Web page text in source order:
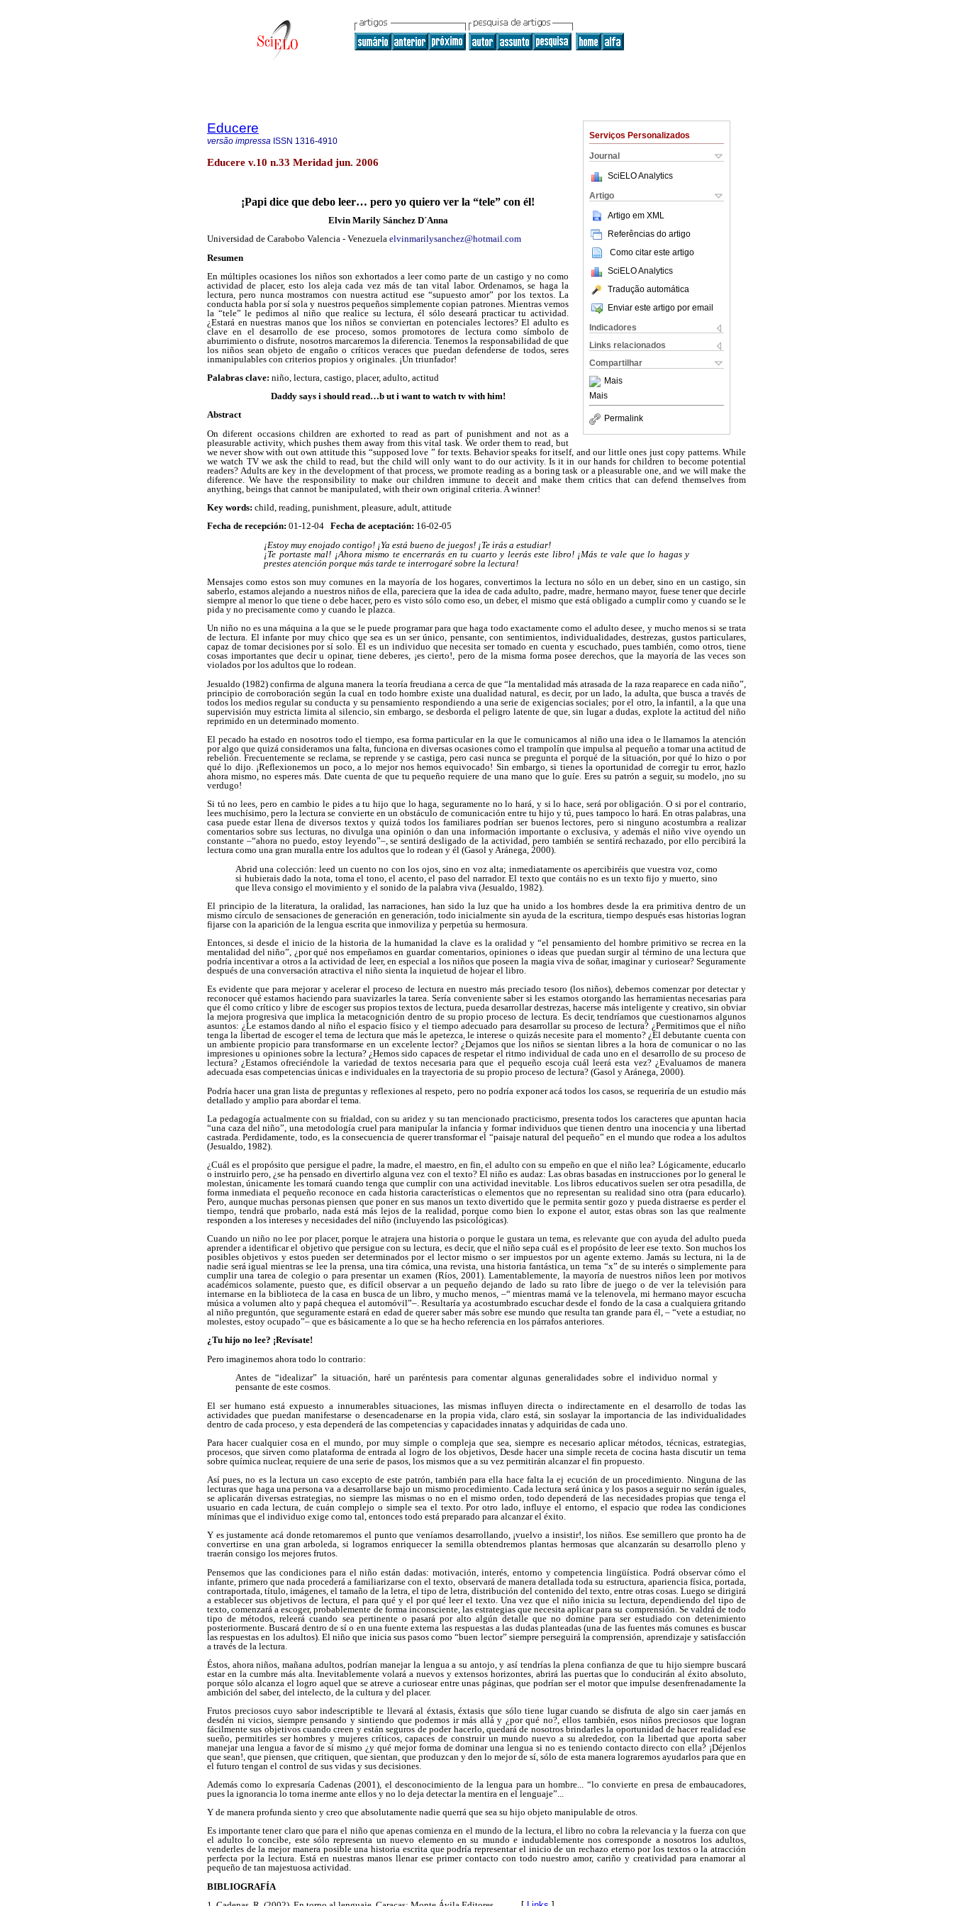
Serviços Personalizados
Journal
SciELO Analytics
Artigo
Artigo em XML
Referências do artigo
Como citar este artigo
SciELO Analytics
Tradução automática
Enviar este artigo por email
Indicadores
Links relacionados
Compartilhar
Mais
Mais
Permalink
Educere
versão impressa ISSN 1316-4910
Educere v.10 n.33 Meridad jun. 2006
¡Papi dice que debo leer… pero yo quiero ver la “tele” con él!
Elvin Marily Sánchez D´Anna
Universidad de Carabobo Valencia - Venezuela elvinmarilysanchez@hotmail.com
Resumen
En múltiples ocasiones los niños son exhortados a leer como parte de un castigo y no como
actividad de placer, esto los aleja cada vez más de tan vital labor. Ordenamos, se haga la
lectura, pero nunca mostramos con nuestra actitud ese “supuesto amor” por los textos. La
conducta habla por sí sola y nuestros pequeños simplemente copian patrones. Mientras vemos
la “tele” le pedimos al niño que realice su lectura, él sólo deseará practicar tu actividad.
¿Estará en nuestras manos que los niños se conviertan en potenciales lectores? El adulto es
clave en el desarrollo de ese proceso, somos promotores de lectura como símbolo de
aburrimiento o disfrute, nosotros marcaremos la diferencia. Tenemos la responsabilidad de que
los niños sean objeto de engaño o críticos veraces que puedan defenderse de todos, seres
inmanipulables con criterios propios y originales. ¡Un triunfador!
Palabras clave: niño, lectura, castigo, placer, adulto, actitud
Daddy says i should read…b ut i want to watch tv with him!
Abstract
On diferent occasions children are exhorted to read as part of punishment and not as a
pleasurable activity, which pushes them away from this vital task. We order them to read, but
we never show with out own attitude this “supposed love ” for texts. Behavior speaks for itself, and our little ones just copy patterns. While
we watch TV we ask the child to read, but the child will only want to do our activity. Is it in our hands for children to become potential
readers? Adults are key in the development of that process, we promote reading as a boring task or a pleasurable one, and we will make the
diference. We have the responsibility to make our children immune to deceit and make them critics that can defend themselves from
anything, beings that cannot be manipulated, with their own original criteria. A winner!
Key words: child, reading, punishment, pleasure, adult, attitude
Fecha de recepción: 01-12-04 Fecha de aceptación: 16-02-05
¡Estoy muy enojado contigo! ¡Ya está bueno de juegos! ¡Te irás a estudiar!
¡Te portaste mal! ¡Ahora mismo te encerrarás en tu cuarto y leerás este libro! ¡Más te vale que lo hagas y
prestes atención porque más tarde te interrogaré sobre la lectura!
Mensajes como estos son muy comunes en la mayoría de los hogares, convertimos la lectura no sólo en un deber, sino en un castigo, sin
saberlo, estamos alejando a nuestros niños de ella, pareciera que la idea de cada adulto, padre, madre, hermano mayor, fuese tener que decirle
siempre al menor lo que tiene o debe hacer, pero es visto sólo como eso, un deber, el mismo que está obligado a cumplir como y cuando se le
pida y no precisamente como y cuando le plazca.
Un niño no es una máquina a la que se le puede programar para que haga todo exactamente como el adulto desee, y mucho menos si se trata
de lectura. El infante por muy chico que sea es un ser único, pensante, con sentimientos, individualidades, destrezas, gustos particulares,
capaz de tomar decisiones por sí solo. Él es un individuo que necesita ser tomado en cuenta y escuchado, pues también, como otros, tiene
cosas importantes que decir u opinar, tiene deberes, ¡es cierto!, pero de la misma forma posee derechos, que la mayoría de las veces son
violados por los adultos que lo rodean.
Jesualdo (1982) confirma de alguna manera la teoría freudiana a cerca de que “la mentalidad más atrasada de la raza reaparece en cada niño”,
principio de corroboración según la cual en todo hombre existe una dualidad natural, es decir, por un lado, la adulta, que busca a través de
todos los medios regular su conducta y su pensamiento respondiendo a una serie de exigencias sociales; por el otro, la infantil, a la que una
supervisión muy estricta limita al silencio, sin embargo, se desborda el peligro latente de que, sin lugar a dudas, explote la actitud del niño
reprimido en un determinado momento.
El pecado ha estado en nosotros todo el tiempo, esa forma particular en la que le comunicamos al niño una idea o le llamamos la atención
por algo que quizá consideramos una falta, funciona en diversas ocasiones como el trampolín que impulsa al pequeño a tomar una actitud de
rebelión. Frecuentemente se reclama, se reprende y se castiga, pero casi nunca se pregunta el porqué de la situación, por qué lo hizo o por
qué lo dijo. ¡Reflexionemos un poco, a lo mejor nos hemos equivocado! Sin embargo, si tienes la oportunidad de corregir tu error, hazlo
ahora mismo, no esperes más. Date cuenta de que tu pequeño requiere de una mano que lo guíe. Eres su patrón a seguir, su modelo, ¡no su
verdugo!
Si tú no lees, pero en cambio le pides a tu hijo que lo haga, seguramente no lo hará, y si lo hace, será por obligación. O si por el contrario,
lees muchísimo, pero la lectura se convierte en un obstáculo de comunicación entre tu hijo y tú, pues tampoco lo hará. En otras palabras, una
casa puede estar llena de diversos textos y quizá todos los familiares podrían ser buenos lectores, pero si ninguno acostumbra a realizar
comentarios sobre sus lecturas, no divulga una opinión o dan una información importante o exclusiva, y además el niño vive oyendo un
constante –“ahora no puedo, estoy leyendo”–, se sentirá desligado de la actividad, pero también se sentirá rechazado, por ello percibirá la
lectura como una gran muralla entre los adultos que lo rodean y él (Gasol y Aránega, 2000).
Abrid una colección: leed un cuento no con los ojos, sino en voz alta; inmediatamente os apercibiréis que vuestra voz, como
si hubierais dado la nota, toma el tono, el acento, el paso del narrador. El texto que contáis no es un texto fijo y muerto, sino
que lleva consigo el movimiento y el sonido de la palabra viva (Jesualdo, 1982).
El principio de la literatura, la oralidad, las narraciones, han sido la luz que ha unido a los hombres desde la era primitiva dentro de un
mismo círculo de sensaciones de generación en generación, todo inicialmente sin ayuda de la escritura, tiempo después esas historias logran
fijarse con la aparición de la lengua escrita que inmoviliza y perpetúa su hermosura.
Entonces, si desde el inicio de la historia de la humanidad la clave es la oralidad y “el pensamiento del hombre primitivo se recrea en la
mentalidad del niño”, ¿por qué nos empeñamos en guardar comentarios, opiniones o ideas que puedan surgir al término de una lectura que
podría incentivar a otros a la actividad de leer, en especial a los niños que poseen la magia viva de soñar, imaginar y curiosear? Seguramente
después de una conversación atractiva el niño sienta la inquietud de hojear el libro.
Es evidente que para mejorar y acelerar el proceso de lectura en nuestro más preciado tesoro (los niños), debemos comenzar por detectar y
reconocer qué estamos haciendo para suavizarles la tarea. Sería conveniente saber si les estamos otorgando las herramientas necesarias para
que él como crítico y libre de escoger sus propios textos de lectura, pueda desarrollar destrezas, hacerse más inteligente y creativo, sin obviar
la mejora progresiva que implica la metacognición dentro de su propio proceso de lectura. Es decir, tendríamos que cuestionarnos algunos
asuntos: ¿Le estamos dando al niño el espacio físico y el tiempo adecuado para desarrollar su proceso de lectura? ¿Permitimos que el niño
tenga la libertad de escoger el tema de lectura que más le apetezca, le interese o quizás necesite para el momento? ¿El debutante cuenta con
un ambiente propicio para transformarse en un excelente lector? ¿Dejamos que los niños se sientan libres a la hora de comunicar o no las
impresiones u opiniones sobre la lectura? ¿Hemos sido capaces de respetar el ritmo individual de cada uno en el desarrollo de su proceso de
lectura? ¿Estamos ofreciéndole la variedad de textos necesaria para que el pequeño escoja cuál leerá esta vez? ¿Evaluamos de manera
adecuada esas competencias únicas e individuales en la trayectoria de su propio proceso de lectura? (Gasol y Aránega, 2000).
Podría hacer una gran lista de preguntas y reflexiones al respeto, pero no podría exponer acá todos los casos, se requeriría de un estudio más
detallado y amplio para abordar el tema.
La pedagogía actualmente con su frialdad, con su aridez y su tan mencionado practicismo, presenta todos los caracteres que apuntan hacia
“una caza del niño”, una metodología cruel para manipular la infancia y formar individuos que tienen dentro una inocencia y una libertad
castrada. Perdidamente, todo, es la consecuencia de querer transformar el “paisaje natural del pequeño” en el mundo que rodea a los adultos
(Jesualdo, 1982).
¿Cuál es el propósito que persigue el padre, la madre, el maestro, en fin, el adulto con su empeño en que el niño lea? Lógicamente, educarlo
o instruirlo pero, ¿se ha pensado en divertirlo alguna vez con el texto? El niño es audaz: Las obras basadas en instrucciones por lo general le
molestan, únicamente les tomará cuando tenga que cumplir con una actividad inevitable. Los libros educativos suelen ser otra pesadilla, de
forma inmediata el pequeño reconoce en cada historia características o elementos que no representan su realidad sino otra (para educarlo).
Pero, aunque muchas personas piensen que poner en sus manos un texto divertido que le permita sentir gozo y pueda distraerse es perder el
tiempo, tendrá que probarlo, nada está más lejos de la realidad, porque como bien lo expone el autor, estas obras son las que realmente
responden a los intereses y necesidades del niño (incluyendo las psicológicas).
Cuando un niño no lee por placer, porque le atrajera una historia o porque le gustara un tema, es relevante que con ayuda del adulto pueda
aprender a identificar el objetivo que persigue con su lectura, es decir, que el niño sepa cuál es el propósito de leer ese texto. Son muchos los
posibles objetivos y estos pueden ser determinados por el lector mismo o ser impuestos por un agente externo. Jamás su lectura, ni la de
nadie será igual mientras se lee la prensa, una tira cómica, una revista, una historia fantástica, un tema “x” de su interés o simplemente para
cumplir una tarea de colegio o para presentar un examen (Ríos, 2001). Lamentablemente, la mayoría de nuestros niños leen por motivos
académicos solamente, puesto que, es difícil observar a un pequeño dejando de lado su rato libre de juego o de ver la televisión para
internarse en la biblioteca de la casa en busca de un libro, y mucho menos, –“ mientras mamá ve la telenovela, mi hermano mayor escucha
música a volumen alto y papá chequea el automóvil”–. Resultaría ya acostumbrado escuchar desde el fondo de la casa a cualquiera gritando
al niño preguntón, que seguramente estará en edad de querer saber más sobre ese mundo que resulta tan grande para él, – “vete a estudiar, no
molestes, estoy ocupado”– que es básicamente a lo que se ha hecho referencia en los párrafos anteriores.
¿Tu hijo no lee? ¡Revísate!
Pero imaginemos ahora todo lo contrario:
Antes de “idealizar” la situación, haré un paréntesis para comentar algunas generalidades sobre el individuo normal y
pensante de este cosmos.
El ser humano está expuesto a innumerables situaciones, las mismas influyen directa o indirectamente en el desarrollo de todas las
actividades que puedan manifestarse o desencadenarse en la propia vida, claro está, sin soslayar la importancia de las individualidades
dentro de cada proceso, y esta dependerá de las competencias y capacidades innatas y adquiridas de cada uno.
Para hacer cualquier cosa en el mundo, por muy simple o compleja que sea, siempre es necesario aplicar métodos, técnicas, estrategias,
procesos, que sirven como plataforma de entrada al logro de los objetivos, Desde hacer una simple receta de cocina hasta discutir un tema
sobre química nuclear, requiere de una serie de pasos, los mismos que a su vez permitirán alcanzar el fin propuesto.
Así pues, no es la lectura un caso excepto de este patrón, también para ella hace falta la ej ecución de un procedimiento. Ninguna de las
lecturas que haga una persona va a desarrollarse bajo un mismo procedimiento. Cada lectura será única y los pasos a seguir no serán iguales,
se aplicarán diversas estrategias, no siempre las mismas o no en el mismo orden, todo dependerá de las necesidades propias que tenga el
usuario en cada lectura, de cuán complejo o simple sea el texto. Por otro lado, influye el entorno, el espacio que rodea las condiciones
mínimas que el individuo exige como tal, entonces todo está preparado para alcanzar el éxito.
Y es justamente acá donde retomaremos el punto que veníamos desarrollando, ¡vuelvo a insistir!, los niños. Ese semillero que pronto ha de
convertirse en una gran arboleda, si logramos enriquecer la semilla obtendremos plantas hermosas que alcanzarán su desarrollo pleno y
traerán consigo los mejores frutos.
Pensemos que las condiciones para el niño están dadas: motivación, interés, entorno y competencia lingüística. Podrá observar cómo el
infante, primero que nada procederá a familiarizarse con el texto, observará de manera detallada toda su estructura, apariencia física, portada,
contraportada, título, imágenes, el tamaño de la letra, el tipo de letra, distribución del contenido del texto, entre otras cosas. Luego se dirigirá
a establecer sus objetivos de lectura, el para qué y el por qué leer el texto. Una vez que el niño inicia su lectura, dependiendo del tipo de
texto, comenzará a escoger, probablemente de forma inconsciente, las estrategias que necesita aplicar para su comprensión. Se valdrá de todo
tipo de métodos, releerá cuando sea pertinente o pasará por alto algún detalle que no domine para ser estudiado con detenimiento
posteriormente. Buscará dentro de sí o en una fuente externa las respuestas a las dudas planteadas (una de las fuentes más comunes es buscar
las respuestas en los adultos). El niño que inicia sus pasos como “buen lector” siempre perseguirá la comprensión, aprendizaje y satisfacción
a través de la lectura.
Éstos, ahora niños, mañana adultos, podrían manejar la lengua a su antojo, y así tendrías la plena confianza de que tu hijo siempre buscará
estar en la cumbre más alta. Inevitablemente volará a nuevos y extensos horizontes, abrirá las puertas que lo conducirán al éxito absoluto,
porque sólo alcanza el logro aquel que se atreve a curiosear entre unas páginas, que podrían ser el motor que impulse desenfrenadamente la
ambición del saber, del intelecto, de la cultura y del placer.
Frutos preciosos cuyo sabor indescriptible te llevará al éxtasis, éxtasis que sólo tiene lugar cuando se disfruta de algo sin caer jamás en
desdén ni vicios, siempre pensando y sintiendo que podemos ir más allá y ¿por qué no?, ellos también, esos niños preciosos que logran
fácilmente sus objetivos cuando creen y están seguros de poder hacerlo, quedará de nosotros brindarles la oportunidad de hacer realidad ese
sueño, permitirles ser hombres y mujeres críticos, capaces de construir un mundo nuevo a su alrededor, con la libertad que aporta saber
manejar una lengua a favor de sí mismo ¿y qué mejor forma de dominar una lengua si no es teniendo contacto directo con ella? ¡Déjenlos
que sean!, que piensen, que critiquen, que sientan, que produzcan y den lo mejor de sí, sólo de esta manera lograremos ayudarlos para que en
el futuro tengan el control de sus vidas y sus decisiones.
Además como lo expresaría Cadenas (2001), el desconocimiento de la lengua para un hombre... “lo convierte en presa de embaucadores,
pues la ignorancia lo torna inerme ante ellos y no lo deja detectar la mentira en el lenguaje”...
Y de manera profunda siento y creo que absolutamente nadie querrá que sea su hijo objeto manipulable de otros.
Es importante tener claro que para el niño que apenas comienza en el mundo de la lectura, el libro no cobra la relevancia y la fuerza con que
el adulto lo concibe, este sólo representa un nuevo elemento en su mundo e indudablemente nos corresponde a nosotros los adultos,
venderles de la mejor manera posible una historia escrita que podría representar el inicio de un rechazo eterno por los textos o la atracción
perfecta por la lectura. Está en nuestras manos llenar ese primer contacto con todo nuestro amor, cariño y creatividad para enamorar al
pequeño de tan majestuosa actividad.
BIBLIOGRAFÍA